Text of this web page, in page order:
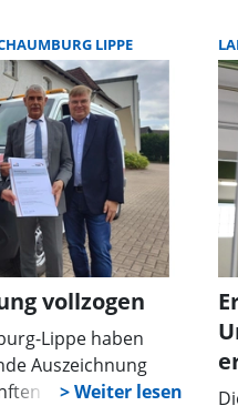
brutto auf 12,2
entspricht
0,8 Cent pro
bedeutet
eine
200 Euro jährlich.
LIPPE
vollzogen
Lippe haben
Auszeichnung
Mal seit 2004